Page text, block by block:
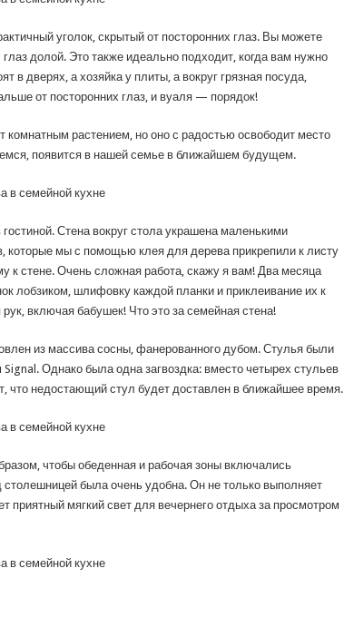
уголок, скрытый от посторонних глаз. Вы можете
долой. Это также идеально подходит, когда вам нужно
в дверях, а хозяйка у плиты, а вокруг грязная посуда,
от посторонних глаз, и вуаля — порядок!
растением, но оно с радостью освободит место
появится в нашей семье в ближайшем будущем.
Стена вокруг стола украшена маленькими
которые мы с помощью клея для дерева прикрепили к листу
к стене. Очень сложная работа, скажу я вам! Два месяца
лобзиком, шлифовку каждой планки и приклеивание их к
включая бабушек! Что это за семейная стена!
из массива сосны, фанерованного дубом. Стулья были
Однако была одна загвоздка: вместо четырех стульев
что недостающий стул будет доставлен в ближайшее время.
чтобы обеденная и рабочая зоны включались
была очень удобна. Он не только выполняет
приятный мягкий свет для вечернего отдыха за просмотром